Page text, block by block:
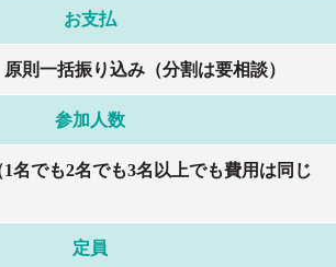
お支払
則一括振り込み（分割は要相談）
参加人数
名でも2名でも3名以上でも費用は同じ
定員